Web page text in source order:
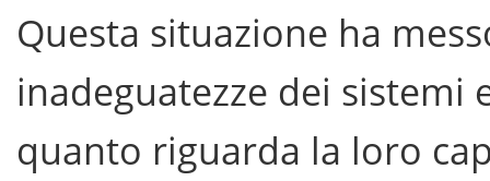
Questa situazione ha
inadeguatezze dei
quanto riguarda la loro